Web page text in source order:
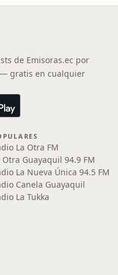
de Emisoras.ec por
gratis en cualquier
La Otra FM
Otra Guayaquil 94.9 FM
La Nueva Única 94.5 FM
Canela Guayaquil
La Tukka